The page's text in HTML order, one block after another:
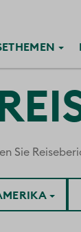
THEMEN
Sie